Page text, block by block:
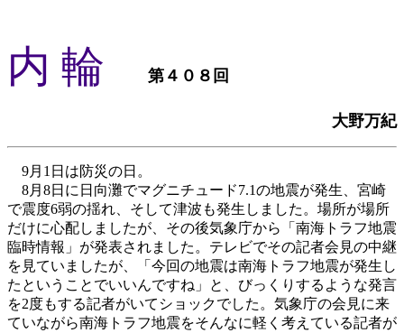
内 輪 第４０８回
大野万紀
9月1日は防災の日。
8月8日に日向灘でマグニチュード7.1の地震が発生、宮崎
で震度6弱の揺れ、そして津波も発生しました。場所が場所
だけに心配しましたが、その後気象庁から「南海トラフ地震
臨時情報」が発表されました。テレビでその記者会見の中継
を見ていましたが、「今回の地震は南海トラフ地震が発生し
たということでいいんですね」と、びっくりするような発言
を2度もする記者がいてショックでした。気象庁の会見に来
ていながら南海トラフ地震をそんなに軽く考えている記者が